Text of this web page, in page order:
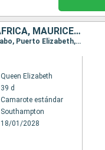
REINO UNIDO, PORTUGAL, SAN VINCENT Y LAS GRANADINAS, SUDAFRICA, MAURICE, MALASIA, SINGAPUR
Itinerario : Southampton, Lisboa, Santa Cruz de Tenerife, Santo Vincente, Ciudad del Cabo, Puerto Elizabeth, Durban, Isla de la Reunion, Ile Maurice, Penang, Port Kelang, Singapur
Queen Elizabeth
39 d
Camarote estándar
Southampton
18/01/2028